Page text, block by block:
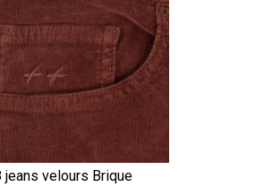
jeans velours Brique